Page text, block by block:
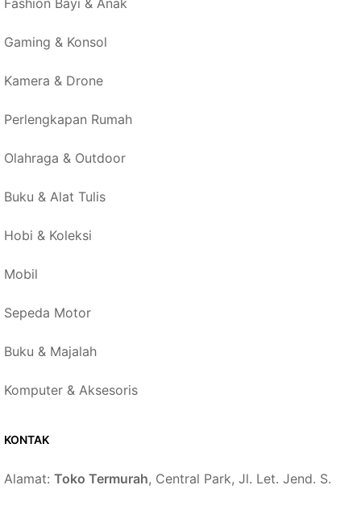
Fashion Bayi & Anak
Gaming & Konsol
Kamera & Drone
Perlengkapan Rumah
Olahraga & Outdoor
Buku & Alat Tulis
Hobi & Koleksi
Mobil
Sepeda Motor
Buku & Majalah
Komputer & Aksesoris
KONTAK
Alamat: Toko Termurah, Central Park, Jl. Let. Jend. S.